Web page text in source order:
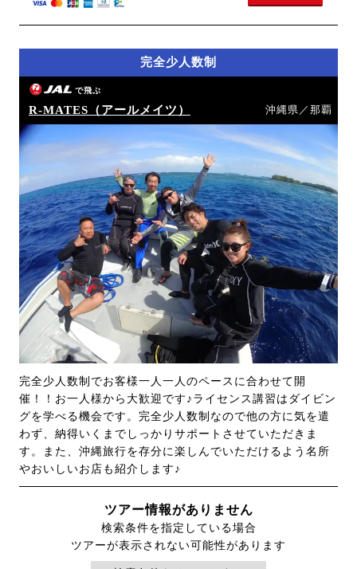
完全少人数制
で飛ぶ
R-MATES（アールメイツ） 沖縄県／那覇
完全少人数制でお客様一人一人のペースに合わせて開
催！！お一人様から大歓迎です♪ライセンス講習はダイビン
グを学べる機会です。完全少人数制なので他の方に気を遣
わず、納得いくまでしっかりサポートさせていただきま
す。また、沖縄旅行を存分に楽しんでいただけるよう名所
やおいしいお店も紹介します♪
ツアー情報がありません
検索条件を指定している場合
ツアーが表示されない可能性があります